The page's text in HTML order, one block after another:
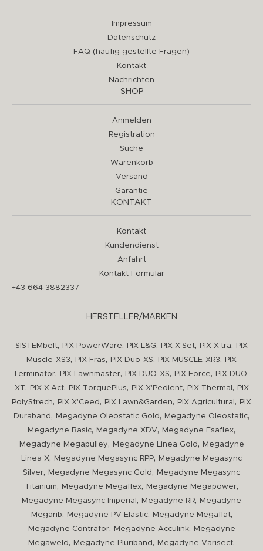
Impressum
Datenschutz
FAQ (häufig gestellte Fragen)
Kontakt
Nachrichten
SHOP
Anmelden
Registration
Suche
Warenkorb
Versand
Garantie
KONTAKT
Kontakt
Kundendienst
Anfahrt
Kontakt Formular
+43 664 3882337
HERSTELLER/MARKEN
SISTEMbelt, PIX PowerWare, PIX L&G, PIX X'Set, PIX X'tra,
PIX
Muscle-XS3, PIX Fras, PIX Duo-XS, PIX MUSCLE-XR3,
PIX
Terminator, PIX Lawnmaster, PIX DUO-XS, PIX Force,
PIX DUO-
XT, PIX X'Act, PIX TorquePlus, PIX X'Pedient, PIX Thermal ,
PIX
PolyStrech, PIX X'Ceed , PIX Lawn&Garden, PIX Agricultural ,
PIX
Duraband , Megadyne Oleostatic Gold , Megadyne Oleostatic,
Megadyne Basic, Megadyne XDV, Megadyne Esaflex,
Megadyne Megapulley, Megadyne Linea Gold ,
Megadyne
Linea X, Megadyne Megasync RPP,
Megadyne Megasync
Silver, Megadyne Megasync Gold ,
Megadyne Megasync
Titanium, Megadyne Megaflex, Megadyne Megapower,
Megadyne Megasync Imperial , Megadyne RR,
Megadyne
Megarib, Megadyne PV Elastic, Megadyne Megaflat,
Megadyne Contrafor, Megadyne Acculink,
Megadyne
Megaweld , Megadyne Pluriband , Megadyne Varisect,